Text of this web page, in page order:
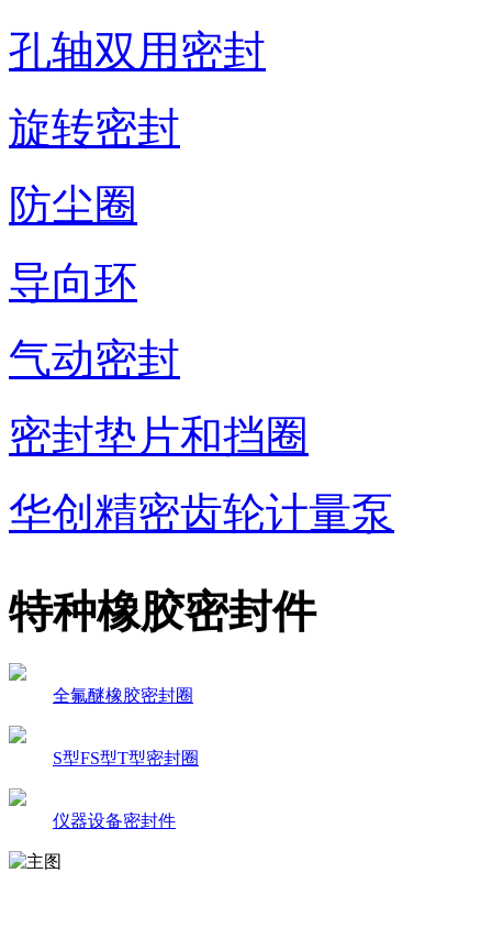
孔轴双用密封
旋转密封
防尘圈
导向环
气动密封
密封垫片和挡圈
华创精密齿轮计量泵
特种橡胶密封件
全氟醚橡胶密封圈
S型FS型T型密封圈
仪器设备密封件